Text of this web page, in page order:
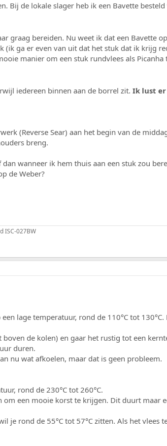
Bij de lokale slager heb ik een Bavette
graag bereiden. Nu weet ik dat een Bavette
(ik ga er even van uit dat het stuk dat ik krijg
manier om een stuk rundvlees als Picanha
iedereen binnen aan de borrel zit. Ik lust er
(Reverse Sear) aan het begin van de
breng.
wanneer ik hem thuis aan een stuk zou
de Weber?
ISC-027BW
lage temperatuur, rond de 110°C tot
de kolen) en gaar het rustig tot een
duren.
nu wat afkoelen, maar dat is geen probleem.
rond de 230°C tot 260°C.
om een mooie korst te krijgen. Dit duurt maar
je rond de 55°C tot 57°C zitten. Als het vlees